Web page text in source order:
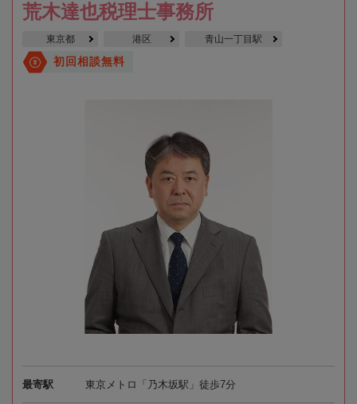
荒木達也税理士事務所
東京都 港区 青山一丁目駅
初回相談無料
最寄駅 東京メトロ「乃木坂駅」徒歩7分